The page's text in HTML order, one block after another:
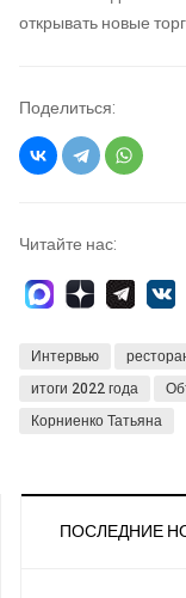
открывать новые
Поделиться:
Читайте нас:
Интервью
итоги 2022 года
Корниенко Татьяна
ПОСЛЕДНИЕ